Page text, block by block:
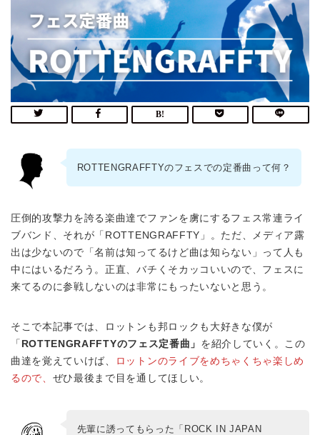
ROTTENGRAFFTYのフェスでの定番曲って何？
圧倒的攻撃力を誇る楽曲達でファンを虜にするフェス常連ライ
ブバンド、それが「ROTTENGRAFFTY」。ただ、メディア露
出は少ないので「名前は知ってるけど曲は知らない」って人も
中にはいるだろう。正直、バチくそカッコいいので、フェスに
来てるのに参戦しないのは非常にもったいないと思う。
そこで本記事では、ロットンも邦ロックも大好きな僕が
「 ROTTENGRAFFTYのフェス定番曲」 を紹介していく。この
曲達を覚えていけば、
ロットンのライブをめちゃくちゃ楽しめ
るので、 ぜひ最後まで目を通してほしい。
先輩に誘ってもらった「ROCK IN JAPAN